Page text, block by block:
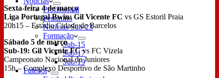
Profissional
Feminino
Notícias Sub-23
Formação
Sub-15
Sub-17
Sub-19
Futebol
Sexta-feira 4 de março
Liga Portugal Bwin: Gil Vicente FC vs GS Estoril Praia
20h15 – Estádio Cidade de Barcelos
Sábado 5 de março
Sub-19: Gil Vicente FCvs FC Vizela
Campeonato Nacional de Juniores
15h – Complexo Desportivo de São Martinho